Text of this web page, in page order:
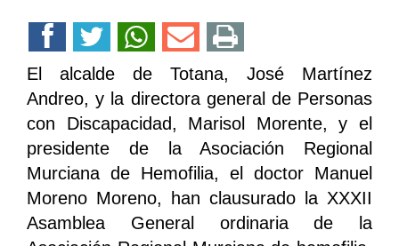
El alcalde de Totana, José Martínez
Andreo, y la directora general de Personas
con Discapacidad, Marisol Morente, y el
presidente de la Asociación Regional
Murciana de Hemofilia, el doctor Manuel
Moreno Moreno, han clausurado la XXXII
Asamblea General ordinaria de la